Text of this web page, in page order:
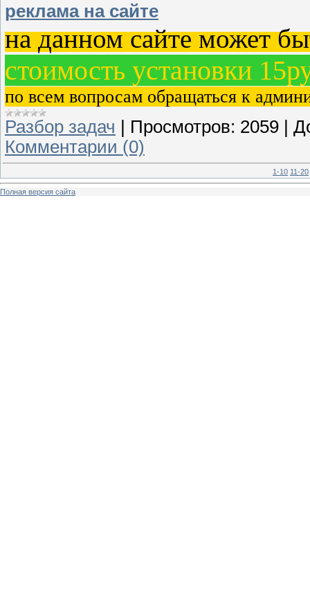
реклама на сайте
на данном сайте может
стоимость установки
по всем вопросам обращаться к
Разбор задач | Просмотров: 2059 |
Комментарии (0)
1-10 11-20
Полная версия сайта